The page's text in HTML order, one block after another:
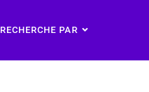
RECHERCHE PAR